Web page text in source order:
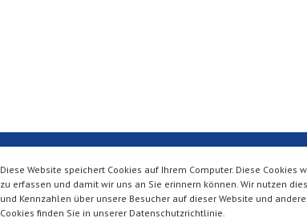
Diese Website speichert Cookies auf Ihrem Computer. Diese
zu erfassen und damit wir uns an Sie erinnern können. Wir nutzen
und Kennzahlen über unsere Besucher auf dieser Website und
Cookies finden Sie in unserer Datenschutzrichtlinie.